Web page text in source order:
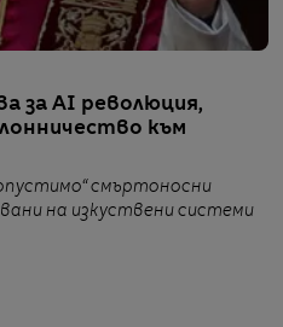
за AI революция,
към
смъртоносни
на изкуствени системи